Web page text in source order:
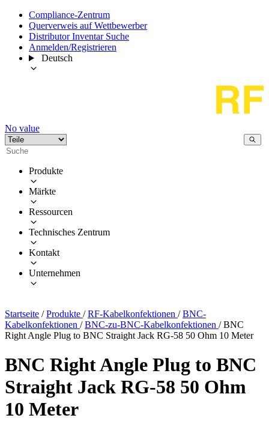
Compliance-Zentrum
Querverweis auf Wettbewerber
Distributor Inventar Suche
Anmelden/Registrieren
Deutsch
No value
Produkte
Märkte
Ressourcen
Technisches Zentrum
Kontakt
Unternehmen
Startseite / Produkte / RF-Kabelkonfektionen / BNC-
Kabelkonfektionen / BNC-zu-BNC-Kabelkonfektionen / BNC
Right Angle Plug to BNC Straight Jack RG-58 50 Ohm 10 Meter
BNC Right Angle Plug to BNC
Straight Jack RG-58 50 Ohm
10 Meter